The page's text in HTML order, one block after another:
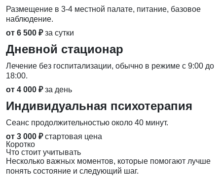
Размещение в 3-4 местной палате, питание, базовое
наблюдение.
от 6 500 ₽ за сутки
Дневной стационар
Лечение без госпитализации, обычно в режиме с 9:00 до
18:00.
от 4 000 ₽ за день
Индивидуальная психотерапия
Сеанс продолжительностью около 40 минут.
от 3 000 ₽ стартовая цена
Коротко
Что стоит учитывать
Несколько важных моментов, которые помогают лучше
понять состояние и следующий шаг.